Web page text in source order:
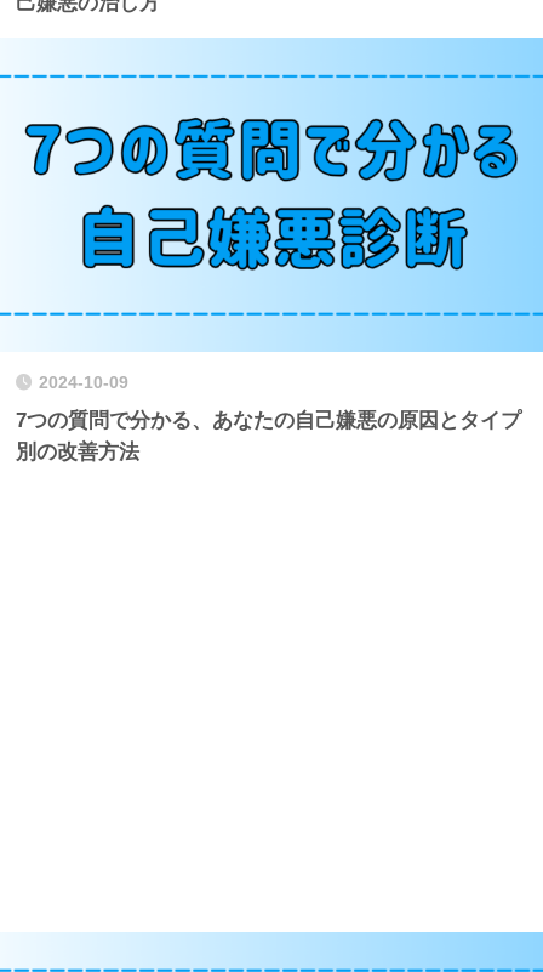
2024-10-09
7つの質問で分かる、あなたの自己嫌悪の原因とタイプ
別の改善方法